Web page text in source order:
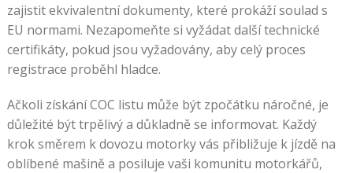
zajistit ekvivalentní dokumenty, které prokáží soulad s
EU normami. Nezapomeňte si vyžádat další technické
certifikáty, pokud jsou vyžadovány, aby celý proces
registrace proběhl hladce.
Ačkoli získání COC listu může být zpočátku náročné, je
důležité být trpělivý a důkladně se informovat. Každý
krok směrem k dovozu motorky vás přibližuje k jízdě na
oblíbené mašině a posiluje vaši komunitu motorkářů,